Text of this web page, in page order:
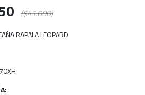
($41.000)
RAPALA LEOPARD